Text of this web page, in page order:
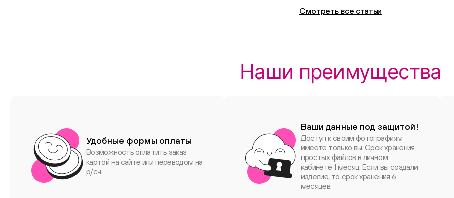
Смотреть все статьи
Наши преимущества
Удобные формы оплаты
Возможность оплатить заказ
картой на сайте или переводом на
р/сч.
Ваши данные под защитой!
Доступ к своим фотографиям
имеете только вы. Срок хранения
простых файлов в личном
кабинете 1 месяц. Если вы создали
изделие, то срок хранения 6
месяцев.